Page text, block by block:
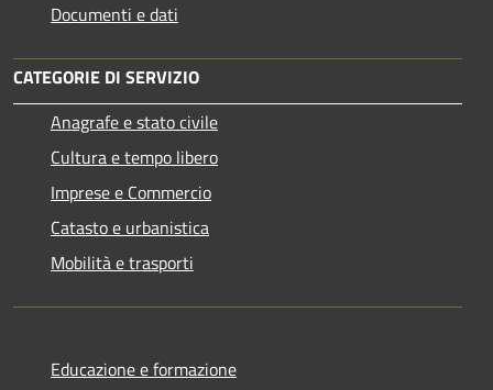
Documenti e dati
CATEGORIE DI SERVIZIO
Anagrafe e stato civile
Cultura e tempo libero
Imprese e Commercio
Catasto e urbanistica
Mobilità e trasporti
Educazione e formazione